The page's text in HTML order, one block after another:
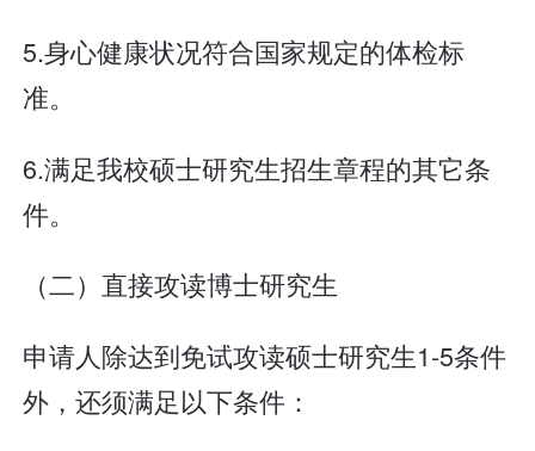
5.身心健康状况符合国家规定的体检标
准。
6.满足我校硕士研究生招生章程的其它条
件。
（二）直接攻读博士研究生
申请人除达到免试攻读硕士研究生1-5条件
外，还须满足以下条件：